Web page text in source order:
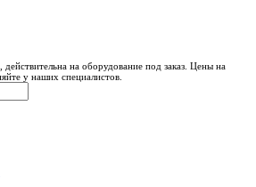
действительна на оборудование под заказ. Цены на
у наших специалистов.